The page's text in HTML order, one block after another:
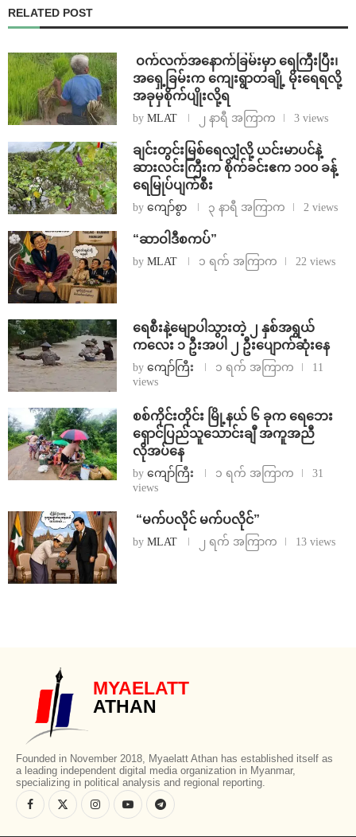
RELATED POST
⁩ ⁨ဝက်လက်အနောက်ခြမ်းမှာ ရေကြီးပြီး၊
အရှေ့ခြမ်းက ကျေးရွာတချို့ မိုးရေရလို့
အခုမှစိုက်ပျိုးလို့ရ
by MLAT ၂ နာရီ အကြာက 3 views
ချင်းတွင်းမြစ်ရေလျှံလို့ ယင်းမာပင်နဲ့
ဆားလင်းကြီးက စိုက်ခင်းဧက ၁၀၀ ခန့်
ရေမြုပ်ပျက်စီး
by ကျော်စွာ ၃ နာရီ အကြာက 2 views
“ဆာဝါဒီစကပ်”
by MLAT ၁ ရက် အကြာက 22 views
ရေစီးနဲ့မျောပါသွားတဲ့ ၂ နှစ်အရွယ်
ကလေး ၁ ဦးအပါ ၂ ဦးပျောက်ဆုံးနေ
by ကျော်ကြီး ၁ ရက် အကြာက
11
views
စစ်ကိုင်းတိုင်း မြို့နယ် ၆ ခုက ရေဘေး
ရှောင်ပြည်သူသောင်းချီ အကူအညီ
လိုအပ်နေ
by ကျော်ကြီး ၁ ရက် အကြာက
31
views
⁨ ⁨“မက်ပလိုင် မက်ပလိုင်”
by MLAT ၂ ရက် အကြာက 13 views
MYAELATT
ATHAN
Founded in November 2018, Myaelatt Athan has established itself as
a leading independent digital media organization in Myanmar,
specializing in political analysis and regional reporting.